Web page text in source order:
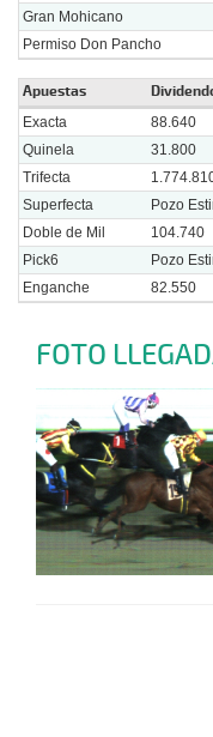
Gran Mohicano
Permiso Don Pancho
Apuestas
Exacta
88.640
Quinela
31.800
Trifecta
Superfecta
Pozo
Doble de Mil
104.740
Pick6
Pozo
Enganche
82.550
FOTO